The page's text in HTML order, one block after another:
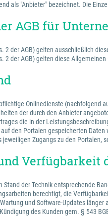
als "Anbieter" bezeichnet. Die
AGB für
2 der AGB) gelten ausschließlich
2 der AGB) gelten diese
Onlinedienste (nachfolgend
der durch den Anbieter
die in der
den Portalen gespeicherten
jeweiligen Zugangs zu den
Verfügbarkeit
der Technik entsprechende
berechtigt, die
und Software-Updates
des Kunden gem. § 543